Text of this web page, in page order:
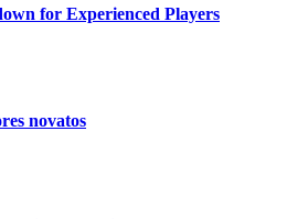
for Experienced Players
novatos